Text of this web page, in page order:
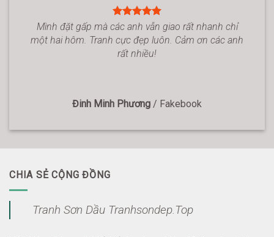
Mình đặt gấp mà các anh vẫn giao rất nhanh chỉ
một hai hôm. Tranh cực đẹp luôn. Cảm ơn các anh
rất nhiều!
Đinh Minh Phương / Fakebook
CHIA SẺ CỘNG ĐỒNG
Tranh Sơn Dầu Tranhsondep.Top